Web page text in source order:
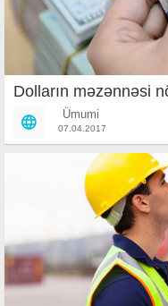
Dolların məzənnəsi
Ümumi
07.04.2017